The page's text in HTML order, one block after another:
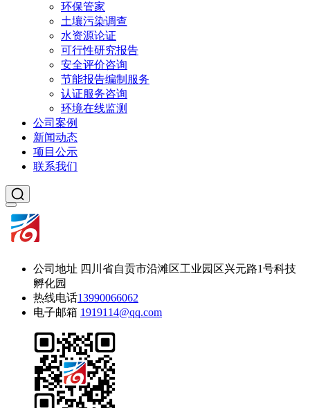
环保管家
土壤污染调查
水资源论证
可行性研究报告
安全评价咨询
节能报告编制服务
认证服务咨询
环境在线监测
公司案例
新闻动态
项目公示
联系我们
公司地址 四川省自贡市沿滩区工业园区兴元路1号科技
孵化园
热线电话13990066062
电子邮箱 1919114@qq.com